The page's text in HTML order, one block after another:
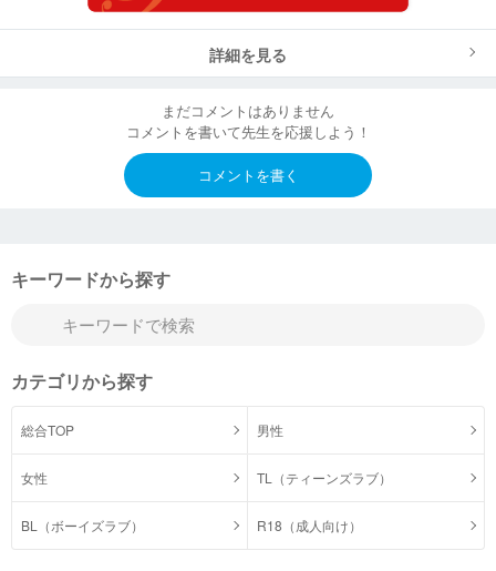
詳細を見る
まだコメントはありません
コメントを書いて先生を応援しよう！
コメントを書く
キーワードから探す
カテゴリから探す
総合TOP 男性
女性 TL（ティーンズラブ）
BL（ボーイズラブ） R18（成人向け）